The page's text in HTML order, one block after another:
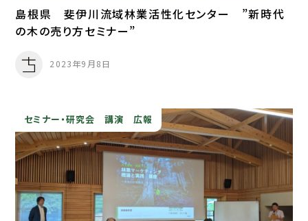
島根県 斐伊川流域林業活性化センター ”新時代
の木の売り方セミナー”
2023年9月8日
セミナー・研究会 講演 広報